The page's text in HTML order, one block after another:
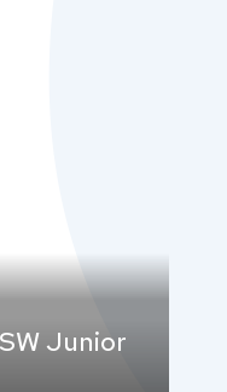
Junior